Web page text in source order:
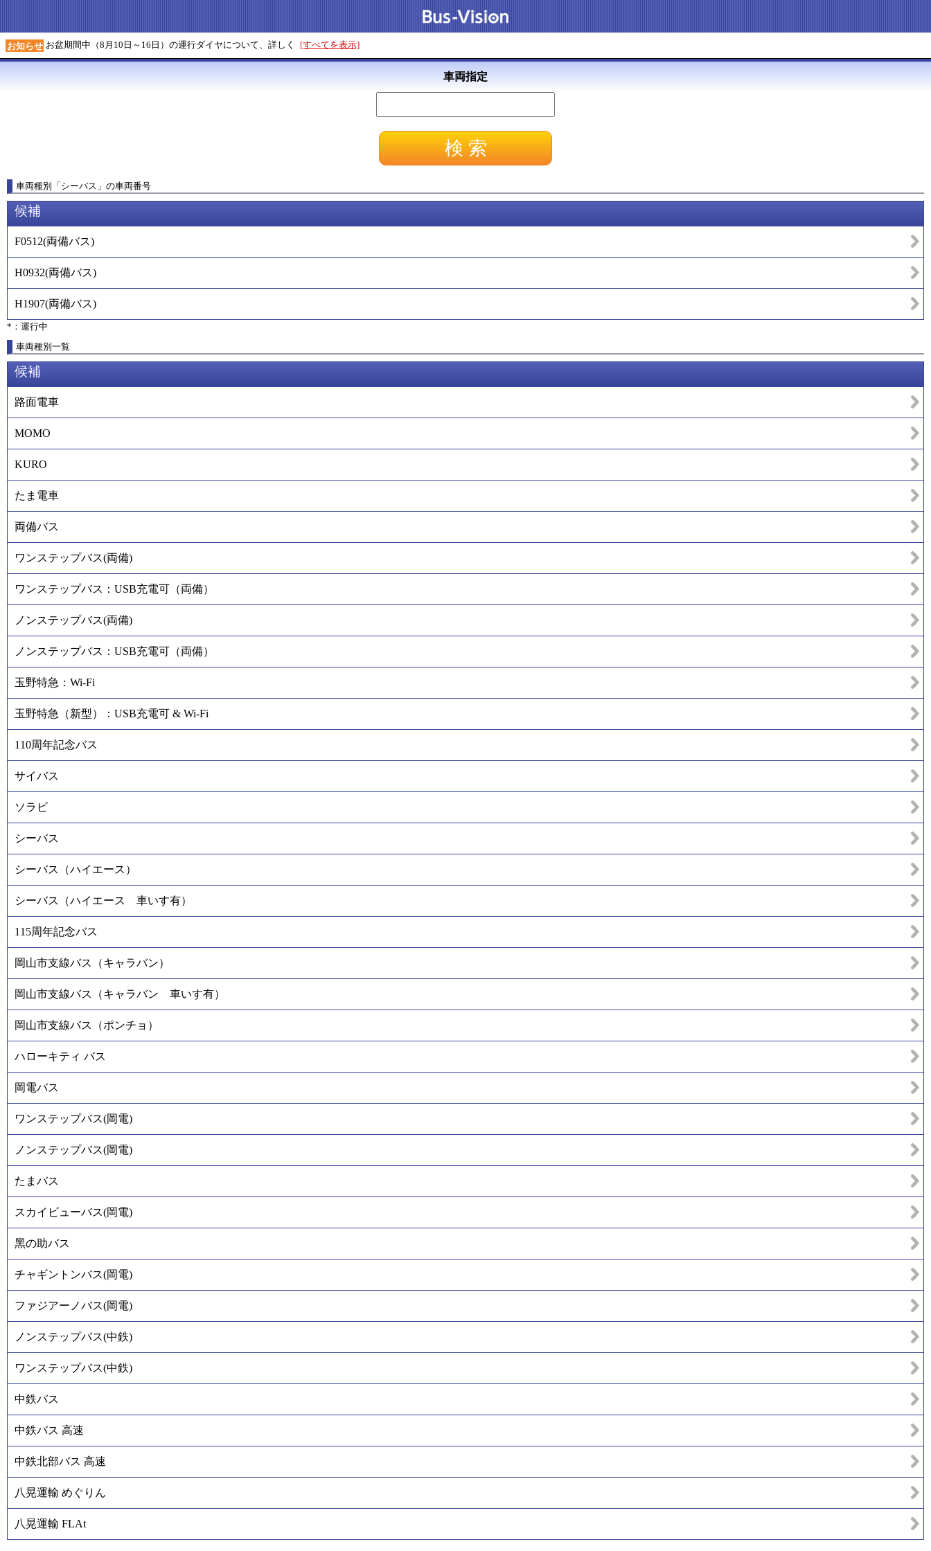
お知らせ お盆期間中（8月10日～16日）の運行ダイヤについて、詳しく [すべてを表示]
車両指定
車両種別 「シーバス 」 の車両番号
候補
F0512(両備バス)
H0932(両備バス)
H1907(両備バス)
*：運行中
車両種別一覧
候補
路面電車
MOMO
KURO
たま電車
両備バス
ワンステップバス(両備)
ワンステップバス：USB充電可（両備）
ノンステップバス(両備)
ノンステップバス：USB充電可（両備）
玉野特急：Wi-Fi
玉野特急（新型）：USB充電可 & Wi-Fi
110周年記念バス
サイバス
ソラビ
シーバス
シーバス（ハイエース）
シーバス（ハイエース 車いす有）
115周年記念バス
岡山市支線バス（キャラバン）
岡山市支線バス（キャラバン 車いす有）
岡山市支線バス（ポンチョ）
ハローキティ バス
岡電バス
ワンステップバス(岡電)
ノンステップバス(岡電)
たまバス
スカイビューバス(岡電)
黑の助バス
チャギントンバス(岡電)
ファジアーノバス(岡電)
ノンステップバス(中鉄)
ワンステップバス(中鉄)
中鉄バス
中鉄バス 高速
中鉄北部バス 高速
八晃運輸 めぐりん
八晃運輸 FLAt